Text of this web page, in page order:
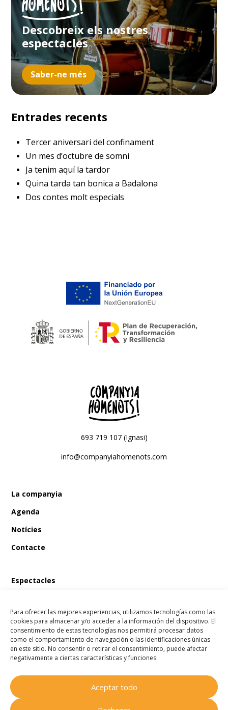
Para ofrecer las mejores experiencias, utilizamos tecnologías como las
cookies para almacenar y/o acceder a la información del dispositivo. El
consentimiento de estas tecnologías nos permitirá procesar datos
como el comportamiento de navegación o las identificaciones únicas
en este sitio. No consentir o retirar el consentimiento, puede afectar
negativamente a ciertas características y funciones.
Aceptar todo
Descobreix els nostres
espectacles
Saber-ne més
Entrades recents
Tercer aniversari del confinament
Un mes d’octubre de somni
Ja tenim aquí la tardor
Quina tarda tan bonica a Badalona
Dos contes molt especials
693 719 107 (Ignasi)
info@companyiahomenots.com
La companyia
Agenda
Notícies
Contacte
Espectacles
En Bum i el llibre màgic de les fades
En Bum i l’estel dels desitjos
En Bum i el secret de l’amistat
Companyia Homenots